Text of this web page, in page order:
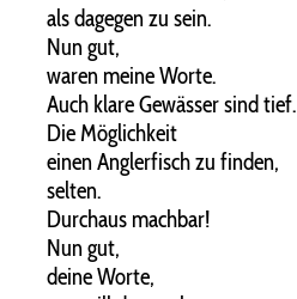
als dagegen zu sein.
Nun gut,
waren meine Worte.
Auch klare Gewässer sind tief.
Die Möglichkeit
einen Anglerfisch zu finden,
selten.
Durchaus machbar!
Nun gut,
deine Worte,